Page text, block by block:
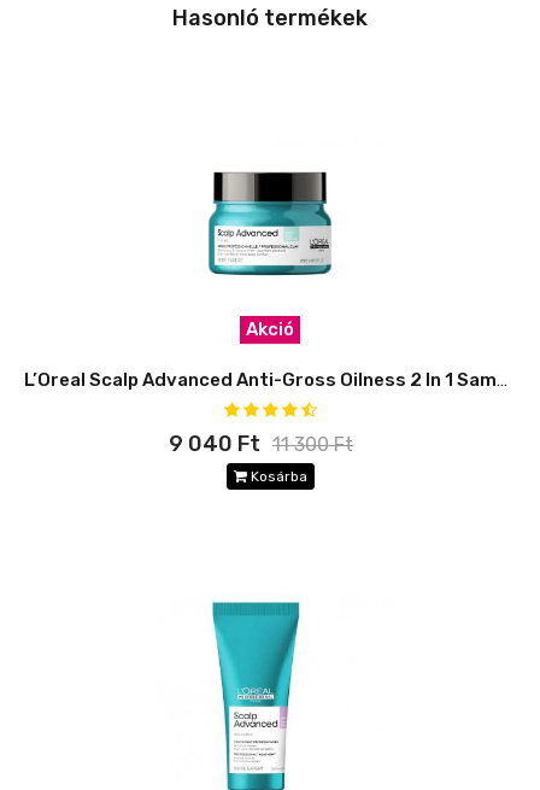
Hasonló termékek
Akció
L’Oreal Scalp Advanced Anti-Gross Oilness 2 In 1 Sampon és maszk
9 040 Ft 11 300 Ft
Kosárba